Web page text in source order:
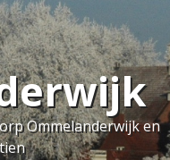
Ommelanderwijk en